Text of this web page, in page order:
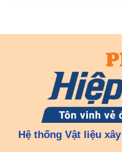
Hệ thống Vật liệu